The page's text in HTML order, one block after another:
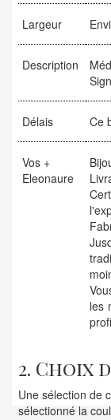
Largeur
Description
Délais Ce
Vos +
Eleonaure
les
2. Choix
Une sélection de
sélectionné la